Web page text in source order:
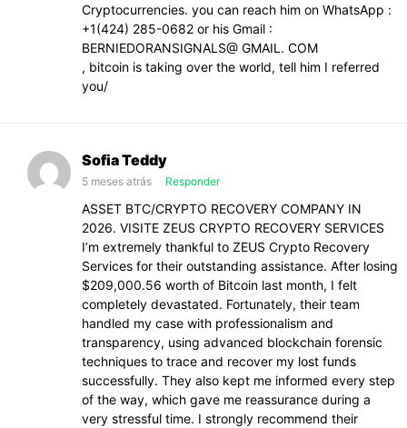
Cryptocurrencies. you can reach him on WhatsApp :
+1(424) 285-0682 or his Gmail :
BERNIEDORANSIGNALS@ GMAIL. COM
, bitcoin is taking over the world, tell him I referred
you/
Sofia Teddy
5 meses atrás Responder
ASSET BTC/CRYPTO RECOVERY COMPANY IN
2026. VISITE ZEUS CRYPTO RECOVERY SERVICES
I’m extremely thankful to ZEUS Crypto Recovery
Services for their outstanding assistance. After losing
$209,000.56 worth of Bitcoin last month, I felt
completely devastated. Fortunately, their team
handled my case with professionalism and
transparency, using advanced blockchain forensic
techniques to trace and recover my lost funds
successfully. They also kept me informed every step
of the way, which gave me reassurance during a
very stressful time. I strongly recommend their